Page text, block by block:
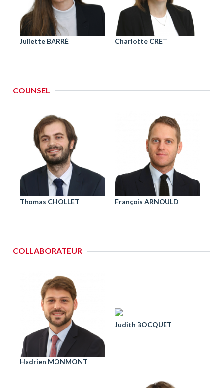
Juliette BARRÉ Charlotte CRET
COUNSEL
Thomas CHOLLET François ARNOULD
COLLABORATEUR
Hadrien MONMONT
Judith BOCQUET